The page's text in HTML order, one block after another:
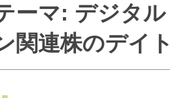
ーマ: デジタ
関連株のデイ